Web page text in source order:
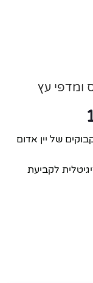
עם מדפי עץ המיועד לאחסון 18 בקבוקים של יין אדום
לקביעת